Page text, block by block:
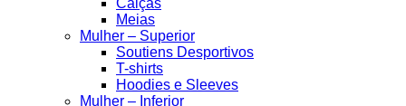
Calças
Meias
Mulher – Superior
Soutiens Desportivos
T-shirts
Hoodies e Sleeves
Mulher – Inferior